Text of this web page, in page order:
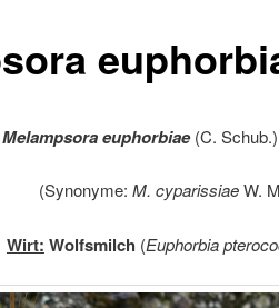
Melampsora euphorbiae(C.
(Synonyme:M. cyparissiaeW.
Wirt: Wolfsmilch (Euphorbia